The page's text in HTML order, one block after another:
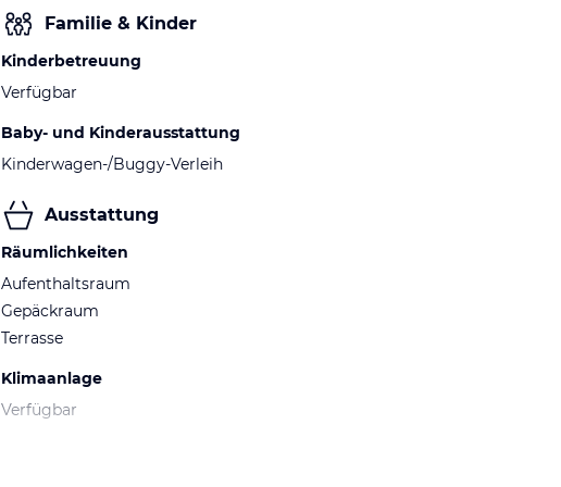
Familie & Kinder
Kinderbetreuung
Verfügbar
Baby- und Kinderausstattung
Kinderwagen-/Buggy-Verleih
Ausstattung
Räumlichkeiten
Aufenthaltsraum
Gepäckraum
Terrasse
Klimaanlage
Verfügbar